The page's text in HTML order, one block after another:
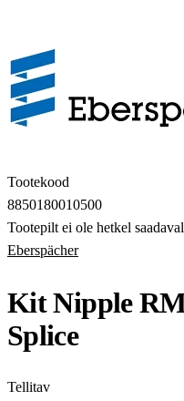
Tootekood
8850180010500
Tootepilt ei ole hetkel saadaval
Eberspächer
Kit Nipple
Splice
Tellitav